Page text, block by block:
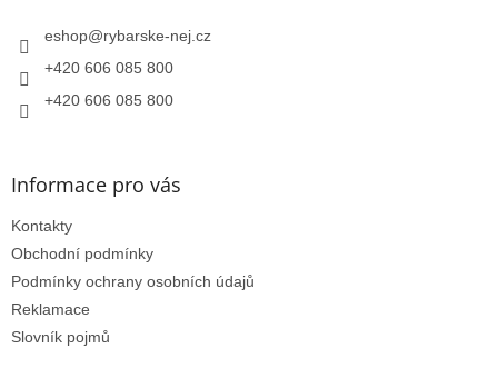
eshop@rybarske-nej.cz
+420 606 085 800
+420 606 085 800
Informace pro vás
Kontakty
Obchodní podmínky
Podmínky ochrany osobních údajů
Reklamace
Slovník pojmů